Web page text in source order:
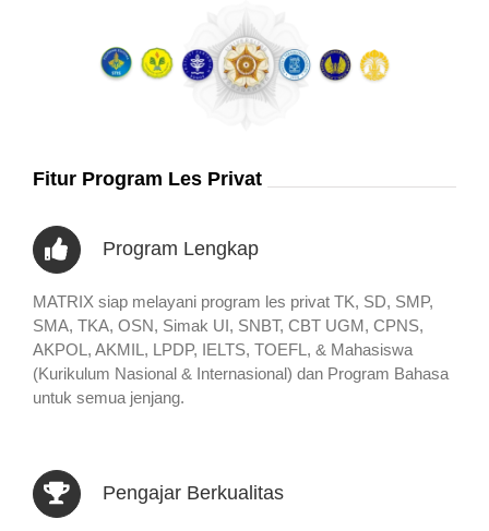
Fitur Program Les Privat
Program Lengkap
MATRIX siap melayani program les privat TK, SD, SMP,
SMA, TKA, OSN, Simak UI, SNBT, CBT UGM, CPNS,
AKPOL, AKMIL, LPDP, IELTS, TOEFL, & Mahasiswa
(Kurikulum Nasional & Internasional) dan Program Bahasa
untuk semua jenjang.
Pengajar Berkualitas